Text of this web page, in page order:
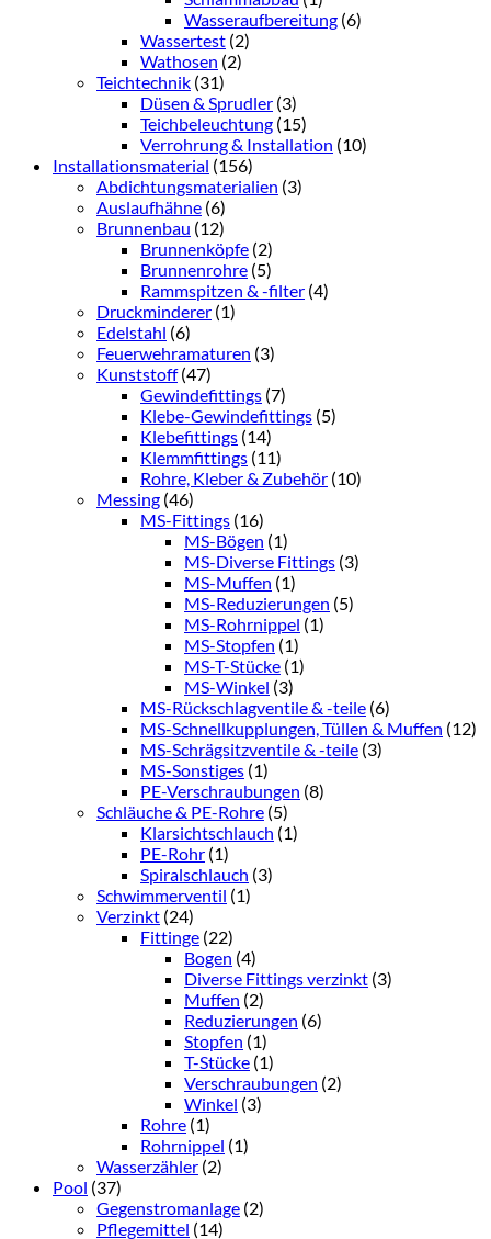
Wasseraufbereitung (6)
Wassertest (2)
Wathosen (2)
Teichtechnik (31)
Düsen & Sprudler (3)
Teichbeleuchtung (15)
Verrohrung & Installation (10)
Installationsmaterial (156)
Abdichtungsmaterialien (3)
Auslaufhähne (6)
Brunnenbau (12)
Brunnenköpfe (2)
Brunnenrohre (5)
Rammspitzen & -filter (4)
Druckminderer (1)
Edelstahl (6)
Feuerwehramaturen (3)
Kunststoff (47)
Gewindefittings (7)
Klebe-Gewindefittings (5)
Klebefittings (14)
Klemmfittings (11)
Rohre, Kleber & Zubehör (10)
Messing (46)
MS-Fittings (16)
MS-Bögen (1)
MS-Diverse Fittings (3)
MS-Muffen (1)
MS-Reduzierungen (5)
MS-Rohrnippel (1)
MS-Stopfen (1)
MS-T-Stücke (1)
MS-Winkel (3)
MS-Rückschlagventile & -teile (6)
MS-Schnellkupplungen, Tüllen & Muffen (12)
MS-Schrägsitzventile & -teile (3)
MS-Sonstiges (1)
PE-Verschraubungen (8)
Schläuche & PE-Rohre (5)
Klarsichtschlauch (1)
PE-Rohr (1)
Spiralschlauch (3)
Schwimmerventil (1)
Verzinkt (24)
Fittinge (22)
Bogen (4)
Diverse Fittings verzinkt (3)
Muffen (2)
Reduzierungen (6)
Stopfen (1)
T-Stücke (1)
Verschraubungen (2)
Winkel (3)
Rohre (1)
Rohrnippel (1)
Wasserzähler (2)
Pool (37)
Gegenstromanlage (2)
Pflegemittel (14)